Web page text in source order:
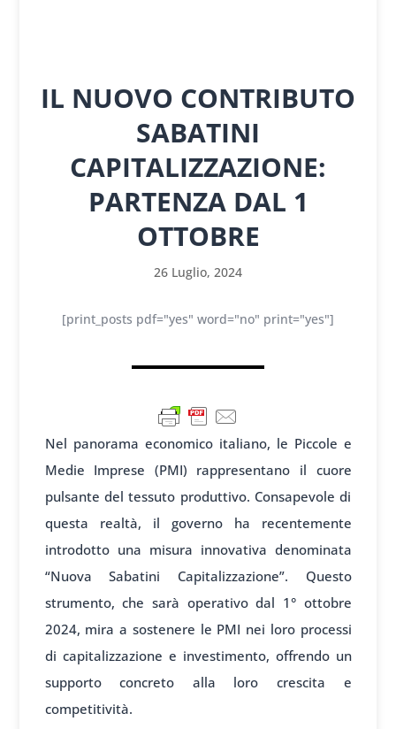
IL NUOVO CONTRIBUTO
SABATINI
CAPITALIZZAZIONE:
PARTENZA DAL 1
OTTOBRE
26 Luglio, 2024
[print_posts pdf="yes" word="no" print="yes"]
Nel panorama economico italiano, le Piccole e
Medie Imprese (PMI) rappresentano il cuore
pulsante del tessuto produttivo. Consapevole di
questa realtà, il governo ha recentemente
introdotto una misura innovativa denominata
“Nuova Sabatini Capitalizzazione”. Questo
strumento, che sarà operativo dal 1° ottobre
2024, mira a sostenere le PMI nei loro processi
di capitalizzazione e investimento, offrendo un
supporto concreto alla loro crescita e
competitività.